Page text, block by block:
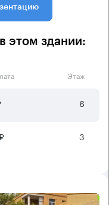
этом здании:
Этаж
6
3